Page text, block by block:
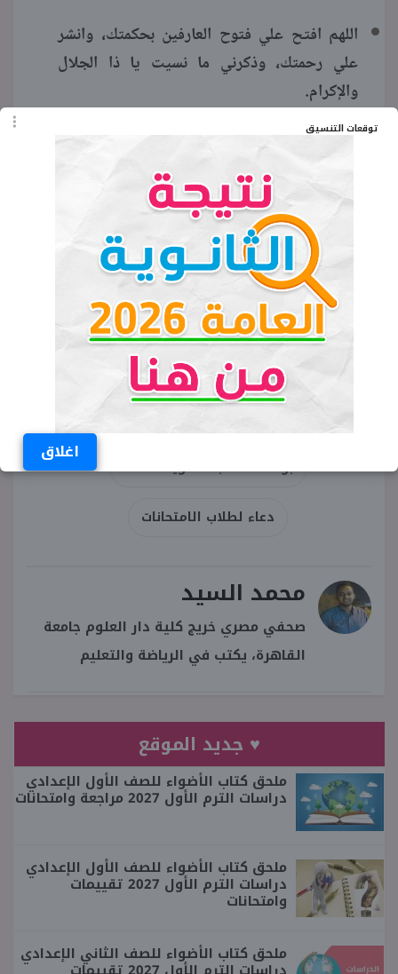
توقعات التنسيق
اغلاق
اللهم افتح علي فتوح العارفين بحكمتك، وانشر
علي رحمتك، وذكرني ما نسيت يا ذا الجلال
والإكرام.
اللهم اشرح صدورهم، ويسر أمورهم، واكتب لهم
النجاح فى الدنيا والآخرة.
الكلمات المفتاحية
دعاء التوفيق في الامتحان للثانوية العامة
دعاء لطلاب الثانوية العامة بالتوفيق
دعاء لطلاب الثانوية العامة قبل الامتحانات
بوست لطلاب الثانوية العامة
دعاء لطلاب الامتحانات
محمد السيد
صحفي مصري خريج كلية دار العلوم جامعة
القاهرة، يكتب في الرياضة والتعليم
♥ جديد الموقع
ملحق كتاب الأضواء للصف الأول الإعدادي
دراسات الترم الأول 2027 مراجعة وامتحانات
ملحق كتاب الأضواء للصف الأول الإعدادي
دراسات الترم الأول 2027 تقييمات
وامتحانات
ملحق كتاب الأضواء للصف الثاني الإعدادي